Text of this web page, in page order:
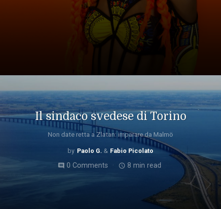
Il sindaco svedese di Torino
Non date retta a Zlatan: imparare da Malmö
Paolo G. Fabio Picolato
comment0 Comments access_time 8 min read